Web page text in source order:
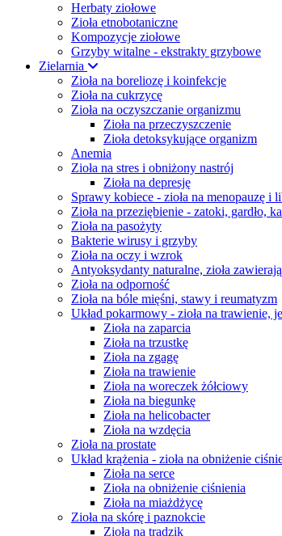
Herbaty ziołowe
Zioła etnobotaniczne
Kompozycje ziołowe
Grzyby witalne - ekstrakty grzybowe
Zielarnia
Zioła na boreliozę i koinfekcje
Zioła na cukrzycę
Zioła na oczyszczanie organizmu
Zioła na przeczyszczenie
Zioła detoksykujące organizm
Anemia
Zioła na stres i obniżony nastrój
Zioła na depresję
Sprawy kobiece - zioła na menopauzę i
Zioła na przeziębienie - zatoki, gardło,
Zioła na pasożyty
Bakterie wirusy i grzyby
Zioła na oczy i wzrok
Antyoksydanty naturalne, zioła
Zioła na odporność
Zioła na bóle mięśni, stawy i reumatyzm
Układ pokarmowy - zioła na trawienie,
Zioła na zaparcia
Zioła na trzustkę
Zioła na zgagę
Zioła na trawienie
Zioła na woreczek żółciowy
Zioła na biegunkę
Zioła na helicobacter
Zioła na wzdęcia
Zioła na prostate
Układ krążenia - zioła na obniżenie
Zioła na serce
Zioła na obniżenie ciśnienia
Zioła na miażdżycę
Zioła na skórę i paznokcie
Zioła na trądzik